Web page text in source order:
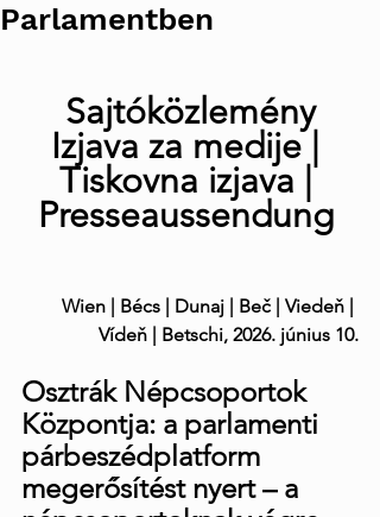
Parlamentben
Sajtóközlemény
Izjava za medije |
Tiskovna izjava |
Presseaussendung
Wien | Bécs | Dunaj | Beč | Viedeň |
Vídeň | Betschi, 2026. június 10.
Osztrák Népcsoportok
Központja: a parlamenti
párbeszédplatform
megerősítést nyert – a